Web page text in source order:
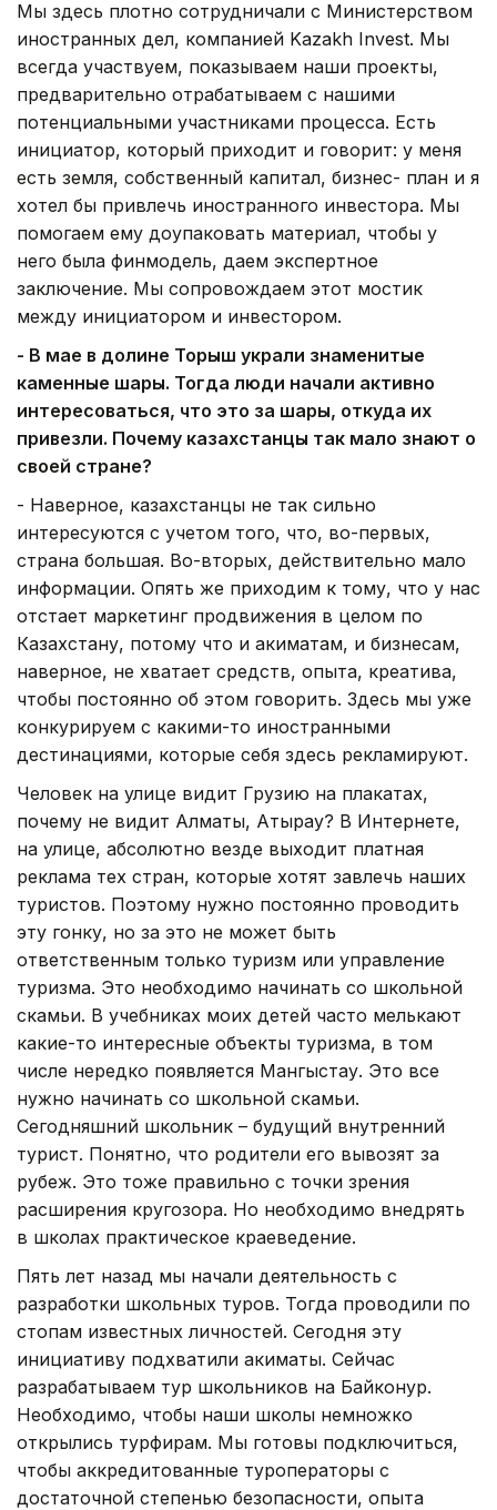
Мы здесь плотно сотрудничали с Министерством
иностранных дел, компанией Kazakh Invest. Мы
всегда участвуем, показываем наши проекты,
предварительно отрабатываем с нашими
потенциальными участниками процесса. Есть
инициатор, который приходит и говорит: у меня
есть земля, собственный капитал, бизнес- план и я
хотел бы привлечь иностранного инвестора. Мы
помогаем ему доупаковать материал, чтобы у
него была финмодель, даем экспертное
заключение. Мы сопровождаем этот мостик
между инициатором и инвестором.
- В мае в долине Торыш украли знаменитые
каменные шары. Тогда люди начали активно
интересоваться, что это за шары, откуда их
привезли. Почему казахстанцы так мало знают о
своей стране?
- Наверное, казахстанцы не так сильно
интересуются с учетом того, что, во-первых,
страна большая. Во-вторых, действительно мало
информации. Опять же приходим к тому, что у нас
отстает маркетинг продвижения в целом по
Казахстану, потому что и акиматам, и бизнесам,
наверное, не хватает средств, опыта, креатива,
чтобы постоянно об этом говорить. Здесь мы уже
конкурируем с какими-то иностранными
дестинациями, которые себя здесь рекламируют.
Человек на улице видит Грузию на плакатах,
почему не видит Алматы, Атырау? В Интернете,
на улице, абсолютно везде выходит платная
реклама тех стран, которые хотят завлечь наших
туристов. Поэтому нужно постоянно проводить
эту гонку, но за это не может быть
ответственным только туризм или управление
туризма. Это необходимо начинать со школьной
скамьи. В учебниках моих детей часто мелькают
какие-то интересные объекты туризма, в том
числе нередко появляется Мангыстау. Это все
нужно начинать со школьной скамьи.
Сегодняшний школьник – будущий внутренний
турист. Понятно, что родители его вывозят за
рубеж. Это тоже правильно с точки зрения
расширения кругозора. Но необходимо внедрять
в школах практическое краеведение.
Пять лет назад мы начали деятельность с
разработки школьных туров. Тогда проводили по
стопам известных личностей. Сегодня эту
инициативу подхватили акиматы. Сейчас
разрабатываем тур школьников на Байконур.
Необходимо, чтобы наши школы немножко
открылись турфирам. Мы готовы подключиться,
чтобы аккредитованные туроператоры с
достаточной степенью безопасности, опыта